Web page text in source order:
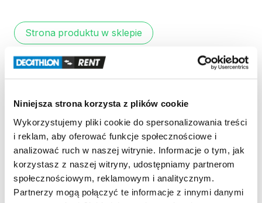
Niniejsza strona korzysta z plików cookie
Wykorzystujemy pliki cookie do spersonalizowania treści
i reklam, aby oferować funkcje społecznościowe i
analizować ruch w naszej witrynie. Informacje o tym, jak
korzystasz z naszej witryny, udostępniamy partnerom
społecznościowym, reklamowym i analitycznym.
Partnerzy mogą połączyć te informacje z innymi danymi
Strona produktu w sklepie
Zasady wypożyczenia
REGULAMIN
Regulamin wypożyczalni
KAUCJA
Nie pobieramy kaucji za wypożyczenie tego